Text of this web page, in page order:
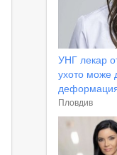
УНГ лекар
ухото може
Пловдив